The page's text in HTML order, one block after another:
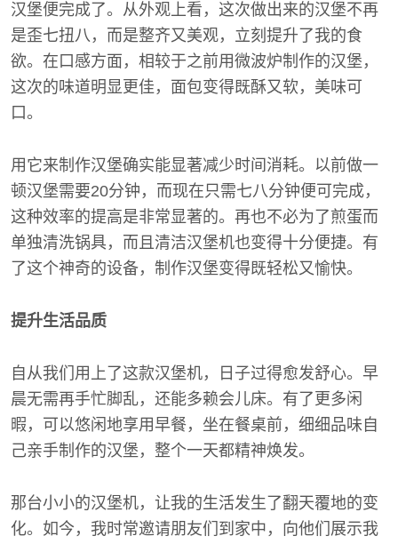
汉堡便完成了。从外观上看，这次做出来的汉堡不再
是歪七扭八，而是整齐又美观，立刻提升了我的食
欲。在口感方面，相较于之前用微波炉制作的汉堡，
这次的味道明显更佳，面包变得既酥又软，美味可
口。
用它来制作汉堡确实能显著减少时间消耗。以前做一
顿汉堡需要20分钟，而现在只需七八分钟便可完成，
这种效率的提高是非常显著的。再也不必为了煎蛋而
单独清洗锅具，而且清洁汉堡机也变得十分便捷。有
了这个神奇的设备，制作汉堡变得既轻松又愉快。
提升生活品质
自从我们用上了这款汉堡机，日子过得愈发舒心。早
晨无需再手忙脚乱，还能多赖会儿床。有了更多闲
暇，可以悠闲地享用早餐，坐在餐桌前，细细品味自
己亲手制作的汉堡，整个一天都精神焕发。
那台小小的汉堡机，让我的生活发生了翻天覆地的变
化。如今，我时常邀请朋友们到家中，向他们展示我